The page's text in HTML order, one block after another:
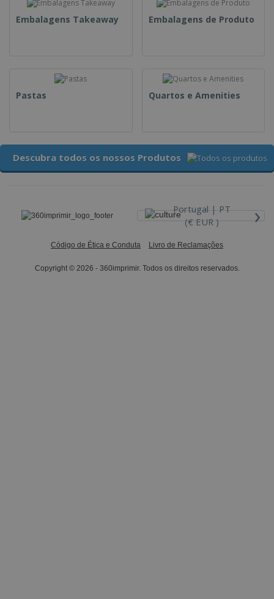
Embalagens Takeaway Embalagens de Produto
Pastas Quartos e Amenities
Descubra todos os nossos Produtos
Portugal |PT
(€ EUR )
›
Código de Ética e Conduta Livro de Reclamações
Copyright © 2026 - 360imprimir. Todos os direitos reservados.